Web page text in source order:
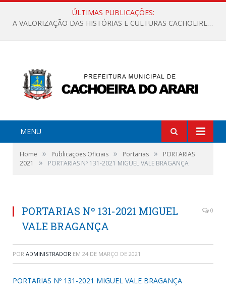
ÚLTIMAS PUBLICAÇÕES:
A VALORIZAÇÃO DAS HISTÓRIAS E CULTURAS CACHOEIRENSES
MENU
Home » Publicações Oficiais » Portarias »
PORTARIAS
2021
» PORTARIAS Nº 131-2021 MIGUEL VALE BRAGANÇA
PORTARIAS Nº 131-2021 MIGUEL
VALE BRAGANÇA
0
POR ADMINISTRADOR EM 24 DE MARÇO DE 2021
PORTARIAS Nº 131-2021 MIGUEL VALE BRAGANÇA